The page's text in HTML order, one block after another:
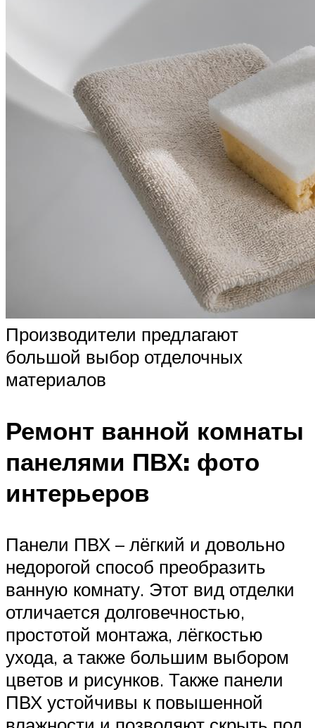
Производители предлагают
большой выбор отделочных
материалов
Ремонт ванной комнаты
панелями ПВХ: фото
интерьеров
Панели ПВХ – лёгкий и довольно
недорогой способ преобразить
ванную комнату. Этот вид отделки
отличается долговечностью,
простотой монтажа, лёгкостью
ухода, а также большим выбором
цветов и рисунков. Также панели
ПВХ устойчивы к повышенной